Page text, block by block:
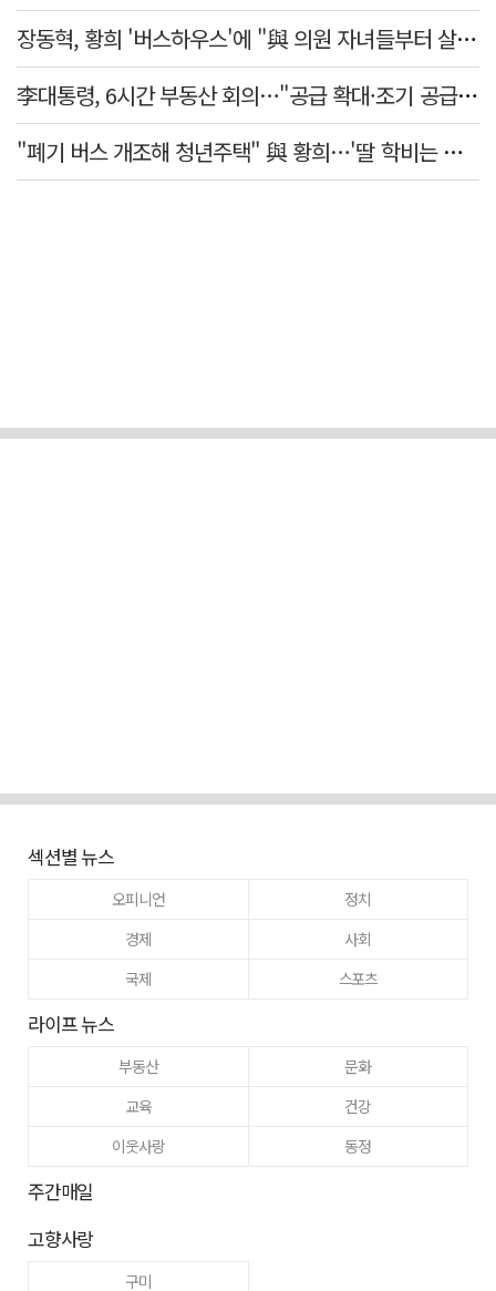
장동혁, 황희 '버스하우스'에 "與 의원 자녀들부터 살아보면 어떨까?"
李대통령, 6시간 부동산 회의…"공급 확대·조기 공급 과감히 실천"
"폐기 버스 개조해 청년주택" 與 황희…'딸 학비는 年 4200만원'
섹션별 뉴스
오피니언
정치
경제
사회
국제
스포츠
라이프 뉴스
부동산
문화
교육
건강
이웃사랑
동정
주간매일
고향사랑
구미